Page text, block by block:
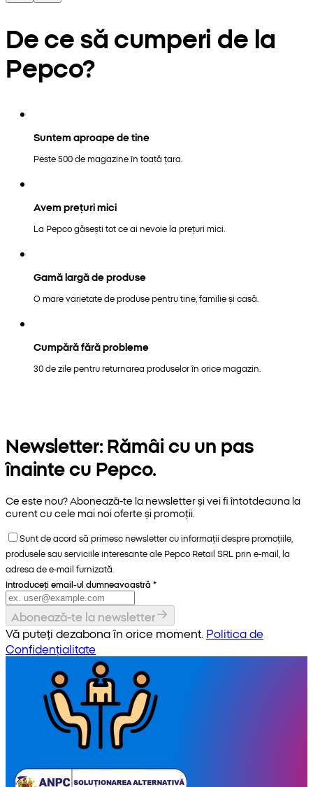
De ce să cumperi de la
Pepco?
Suntem aproape de tine
Peste 500 de magazine în toată țara.
Avem prețuri mici
La Pepco găsești tot ce ai nevoie la prețuri mici.
Gamă largă de produse
O mare varietate de produse pentru tine, familie și casă.
Cumpără fără probleme
30 de zile pentru returnarea produselor în orice magazin.
Newsletter: Rămâi cu un pas
înainte cu Pepco.
Ce este nou? Abonează-te la newsletter și vei fi întotdeauna la
curent cu cele mai noi oferte și promoții.
Sunt de acord să primesc newsletter cu informații despre promoțiile,
produsele sau serviciile interesante ale Pepco Retail SRL prin e-mail, la
adresa de e-mail furnizată.
Introduceți email-ul dumneavoastră *
Abonează-te la newsletter
Vă puteți dezabona în orice moment. Politica de
Confidențialitate